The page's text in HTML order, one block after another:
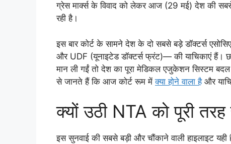
ग्रेस मार्क्स के विवाद को लेकर आज (29 मई) देश की
रही है।
इस बार कोर्ट के सामने देश के दो सबसे बड़े डॉक्टर्स
और UDF (यूनाइटेड डॉक्टर्स फ्रंट)— की याचिकाएं हैं।
मान ली गईं तो देश का पूरा मेडिकल एजुकेशन सिस्टम बदल
से जानते हैं कि आज कोर्ट रूम मेंक्या होने वाला हैऔर
क्यों उठी NTA को पूरी
इस सुनवाई की सबसे बड़ी और चौंकाने वाली हाइलाइट